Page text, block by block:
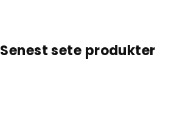
Senest sete produkter